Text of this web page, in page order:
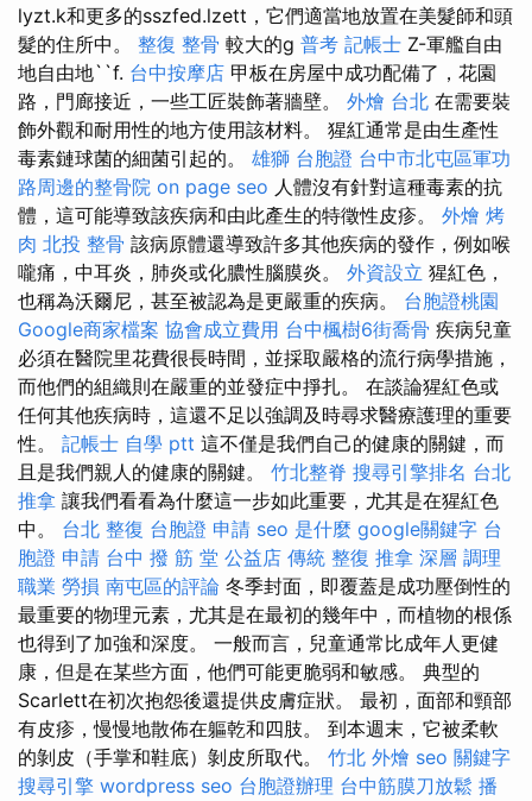
lyzt.k和更多的sszfed.lzett，它們適當地放置在美髮師和頭
髮的住所中。 整復 整骨 較大的g 普考 記帳士 Z-軍艦自由
地自由地``f. 台中按摩店 甲板在房屋中成功配備了，花園
路，門廊接近，一些工匠裝飾著牆壁。 外燴 台北 在需要裝
飾外觀和耐用性的地方使用該材料。 猩紅通常是由生產性
毒素鏈球菌的細菌引起的。 雄獅 台胞證 台中市北屯區軍功
路周邊的整骨院 on page seo 人體沒有針對這種毒素的抗
體，這可能導致該疾病和由此產生的特徵性皮疹。 外燴 烤
肉 北投 整骨 該病原體還導致許多其他疾病的發作，例如喉
嚨痛，中耳炎，肺炎或化膿性腦膜炎。 外資設立 猩紅色，
也稱為沃爾尼，甚至被認為是更嚴重的疾病。 台胞證桃園
Google商家檔案 協會成立費用 台中楓樹6街喬骨 疾病兒童
必須在醫院里花費很長時間，並採取嚴格的流行病學措施，
而他們的組織則在嚴重的並發症中掙扎。 在談論猩紅色或
任何其他疾病時，這還不足以強調及時尋求醫療護理的重要
性。 記帳士 自學 ptt 這不僅是我們自己的健康的關鍵，而
且是我們親人的健康的關鍵。 竹北整脊 搜尋引擎排名 台北
推拿 讓我們看看為什麼這一步如此重要，尤其是在猩紅色
中。 台北 整復 台胞證 申請 seo 是什麼 google關鍵字 台
胞證 申請 台中 撥 筋 堂 公益店 傳統 整復 推拿 深層 調理
職業 勞損 南屯區的評論 冬季封面，即覆蓋是成功壓倒性的
最重要的物理元素，尤其是在最初的幾年中，而植物的根係
也得到了加強和深度。 一般而言，兒童通常比成年人更健
康，但是在某些方面，他們可能更脆弱和敏感。 典型的
Scarlett在初次抱怨後還提供皮膚症狀。 最初，面部和頸部
有皮疹，慢慢地散佈在軀乾和四肢。 到本週末，它被柔軟
的剝皮（手掌和鞋底）剝皮所取代。 竹北 外燴 seo 關鍵字
搜尋引擎 wordpress seo 台胞證辦理 台中筋膜刀放鬆 播